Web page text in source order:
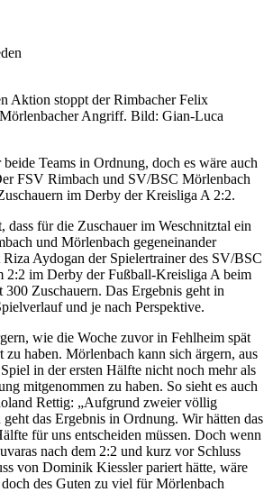
Aktion stoppt der Rimbacher Felix
Angriff. Bild: Gian-Luca
Teams in Ordnung, doch es wäre auch
FSV Rimbach und SV/BSC Mörlenbach
im Derby der Kreisliga A 2:2.
dass für die Zuschauer im Weschnitztal ein
und Mörlenbach gegeneinander
Riza Aydogan der Spielertrainer des SV/BSC
2:2 im Derby der Fußball-Kreisliga A beim
Zuschauern. Das Ergebnis geht in
und je nach Perspektive.
wie die Woche zuvor in Fehlheim spät
zu haben. Mörlenbach kann sich ärgern, aus
in der ersten Hälfte nicht noch mehr als
mitgenommen zu haben. So sieht es auch
Rettig: „Aufgrund zweier völlig
das Ergebnis in Ordnung. Wir hätten das
für uns entscheiden müssen. Doch wenn
nach dem 2:2 und kurz vor Schluss
von Dominik Kiessler pariert hätte, wäre
des Guten zu viel für Mörlenbach